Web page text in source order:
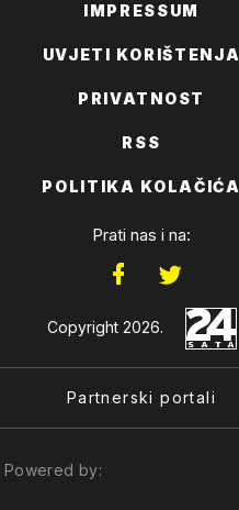
IMPRESSUM
UVJETI KORIŠTENJA
PRIVATNOST
RSS
POLITIKA KOLAČIĆA
Prati nas i na:
Copyright 2026.
Partnerski portali
Powered by: